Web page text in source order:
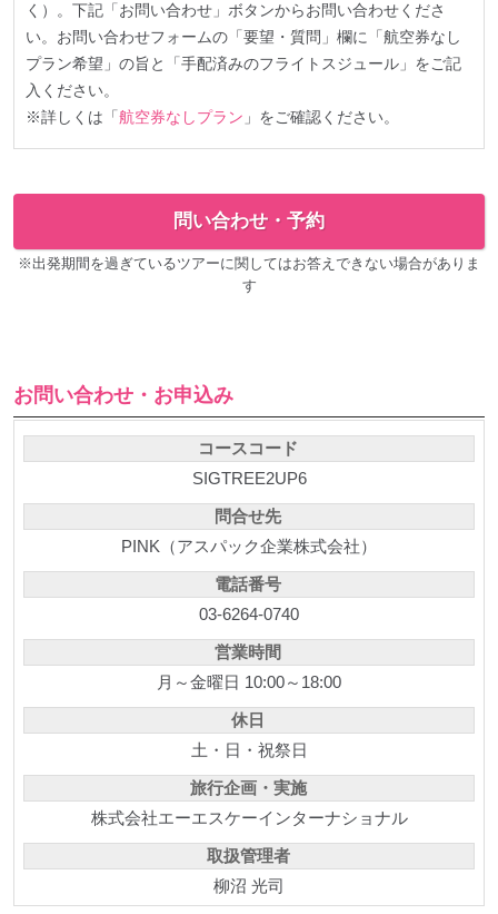
く）。下記「お問い合わせ」ボタンからお問い合わせくださ
い。お問い合わせフォームの「要望・質問」欄に「航空券なし
プラン希望」の旨と「手配済みのフライトスジュール」をご記
入ください。
※詳しくは「 航空券なしプラン 」をご確認ください。
問い合わせ・予約
※出発期間を過ぎているツアーに関してはお答えできない場合がありま
す
お問い合わせ・お申込み
コースコード
SIGTREE2UP6
問合せ先
PINK（アスパック企業株式会社）
電話番号
03-6264-0740
営業時間
月～金曜日 10:00～18:00
休日
土・日・祝祭日
旅行企画・実施
株式会社エーエスケーインターナショナル
取扱管理者
柳沼 光司